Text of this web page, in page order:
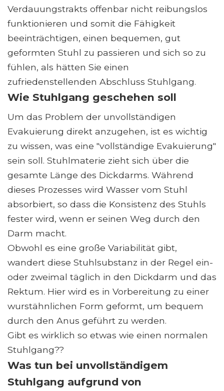
Verdauungstrakts offenbar nicht reibungslos
funktionieren und somit die Fähigkeit
beeinträchtigen, einen bequemen, gut
geformten Stuhl zu passieren und sich so zu
fühlen, als hätten Sie einen
zufriedenstellenden Abschluss Stuhlgang.
Wie Stuhlgang geschehen soll
Um das Problem der unvollständigen
Evakuierung direkt anzugehen, ist es wichtig
zu wissen, was eine "vollständige Evakuierung"
sein soll. Stuhlmaterie zieht sich über die
gesamte Länge des Dickdarms. Während
dieses Prozesses wird Wasser vom Stuhl
absorbiert, so dass die Konsistenz des Stuhls
fester wird, wenn er seinen Weg durch den
Darm macht.
Obwohl es eine große Variabilität gibt,
wandert diese Stuhlsubstanz in der Regel ein-
oder zweimal täglich in den Dickdarm und das
Rektum. Hier wird es in Vorbereitung zu einer
wurstähnlichen Form geformt, um bequem
durch den Anus geführt zu werden.
Gibt es wirklich so etwas wie einen normalen
Stuhlgang??
Was tun bei unvollständigem
Stuhlgang aufgrund von